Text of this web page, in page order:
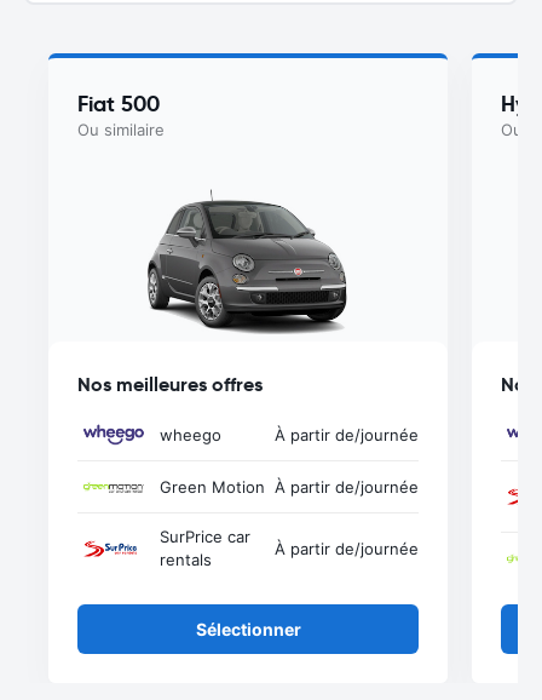
Fiat 500
Ou similaire
Nos meilleures offres
wheego À partir de/journée
Green Motion À partir de/journée
SurPrice car
rentals
À partir de/journée
Sélectionner
Ou
Nos